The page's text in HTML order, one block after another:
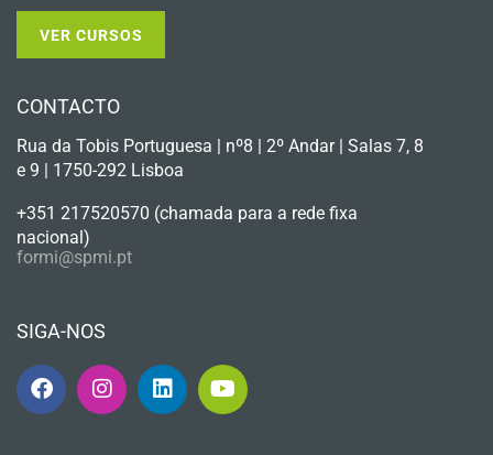
VER CURSOS
CONTACTO
Rua da Tobis Portuguesa | nº8 | 2º Andar | Salas 7, 8
e 9 | 1750-292 Lisboa
+351 217520570 (chamada para a rede fixa
nacional)
formi@spmi.pt
SIGA-NOS